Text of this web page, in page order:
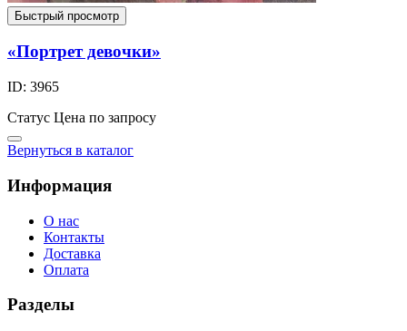
Быстрый просмотр
«Портрет девочки»
ID: 3965
Статус Цена по запросу
Вернуться в каталог
Информация
О нас
Контакты
Доставка
Оплата
Разделы